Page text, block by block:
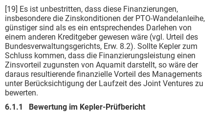
[19] Es ist unbestritten, dass diese Finanzierungen,
insbesondere die Zinskonditionen der PTO-Wandelanleihe,
günstiger sind als es ein entsprechendes Darlehen von
einem anderen Kredit­geber gewesen wäre (vgl. Urteil des
Bundesverwaltungsgerichts, Erw. 8.2). Sollte Kepler zum
Schluss kommen, dass die Finanzierungsleistung einen
Zinsvorteil zugunsten von Aquamit dar­stellt, so wäre der
daraus resultierende finanzielle Vorteil des Managements
unter Berücksichtigung der Laufzeit des Joint Ventures zu
bewerten.
6.1.1 Bewertung im Kepler-Prüfbericht